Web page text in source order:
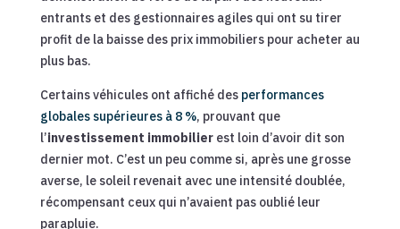
entrants et des gestionnaires agiles qui ont su tirer
profit de la baisse des prix immobiliers pour acheter au
plus bas.
Certains véhicules ont affiché des performances
globales supérieures à 8 %, prouvant que
l’investissement immobilierest loin d’avoir dit son
dernier mot. C’est un peu comme si, après une grosse
averse, le soleil revenait avec une intensité doublée,
récompensant ceux qui n’avaient pas oublié leur
parapluie.